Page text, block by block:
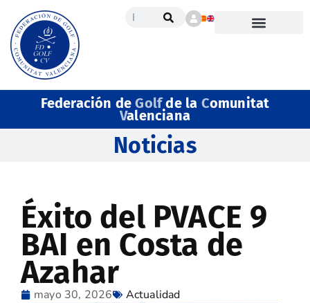
Federación deGolfde la Comunitat
Valenciana
Noticias
Éxito del PVACE 9
BAI en Costa de
Azahar
mayo 30, 2026 Actualidad